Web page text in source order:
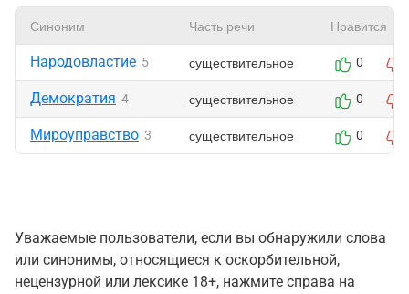
Синоним Часть речи Нравится
Народовластие 5 существительное 0
Демократия 4 существительное 0
Мироуправство 3 существительное 0
Уважаемые пользователи, если вы обнаружили слова
или синонимы, относящиеся к оскорбительной,
нецензурной или лексике 18+, нажмите справа на